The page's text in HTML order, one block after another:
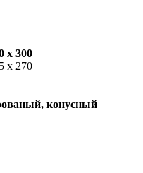
х 300
х 270
конусный